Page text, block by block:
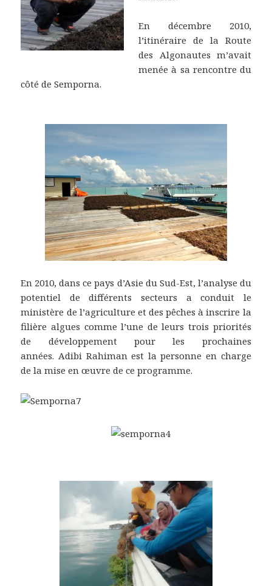
En décembre 2010,
l’itinéraire de la Route
des Algonautes m’avait
menée à sa rencontre du
côté de Semporna.
En 2010, dans ce pays d’Asie du Sud-Est, l’analyse du
potentiel de différents secteurs a conduit le
ministère de l’agriculture et des pêches à inscrire la
filière algues comme l’une de leurs trois priorités
de développement pour les prochaines
années. Adibi Rahiman est la personne en charge
de la mise en œuvre de ce programme.